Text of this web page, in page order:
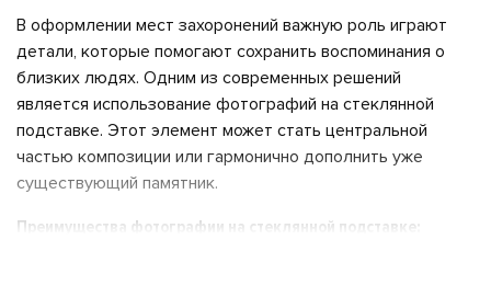
В оформлении мест захоронений важную роль играют
детали, которые помогают сохранить воспоминания о
близких людях. Одним из современных решений
является использование фотографий на стеклянной
подставке. Этот элемент может стать центральной
частью композиции или гармонично дополнить уже
существующий памятник.
Преимущества фотографии на стеклянной подставке: